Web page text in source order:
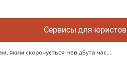
Сервисы для юристов
яким скорочується невідбута час...